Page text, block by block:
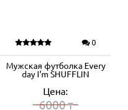
0
Мужская футболка Every
day I'm SHUFFLIN
Цена:
6000₸